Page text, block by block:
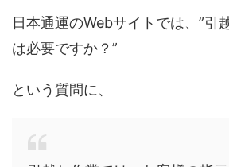
日本通運のWebサイトでは、”引
は必要ですか？”
という質問に、